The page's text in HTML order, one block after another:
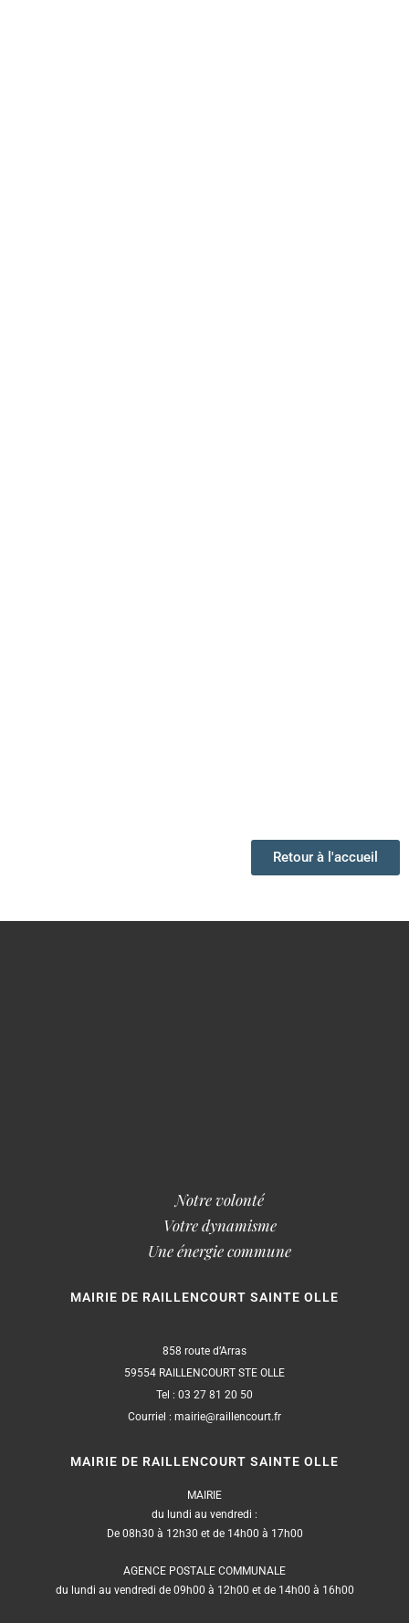
Retour à l'accueil
Notre volonté
Votre dynamisme
Une énergie commune
MAIRIE DE RAILLENCOURT SAINTE OLLE
858 route d’Arras
59554 RAILLENCOURT STE OLLE
Tel : 03 27 81 20 50
Courriel : mairie@raillencourt.fr
MAIRIE DE RAILLENCOURT SAINTE OLLE
MAIRIE
du lundi au vendredi :
De 08h30 à 12h30 et de 14h00 à 17h00
AGENCE POSTALE COMMUNALE
du lundi au vendredi de 09h00 à 12h00 et de 14h00 à 16h00